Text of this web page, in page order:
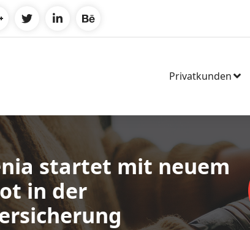
Privatkunden
startet mit neuem
in der